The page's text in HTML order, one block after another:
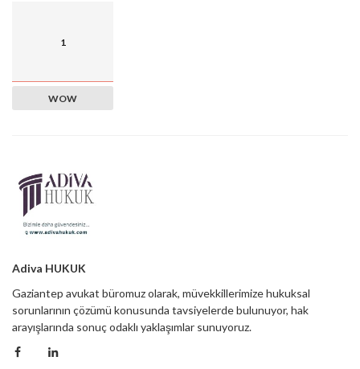
1
WOW
Adiva HUKUK
Gaziantep avukat büromuz olarak, müvekkillerimize hukuksal
sorunlarının çözümü konusunda tavsiyelerde bulunuyor, hak
arayışlarında sonuç odaklı yaklaşımlar sunuyoruz.